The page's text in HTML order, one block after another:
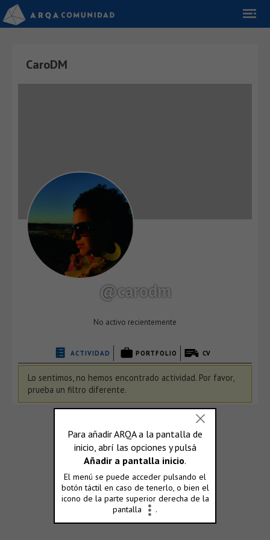
CaroDM
@carodm
No activo recientemente
ACTIVIDAD PORTFOLIO CV
Lo sentimos, no hemos encontrado actividad. Por favor,
prueba un filtro diferente.